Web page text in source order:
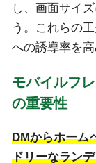
し、画面サイ
う。これらの
への誘導率を高
モバイルフ
の重要性
DMからホーム
ドリーなラン